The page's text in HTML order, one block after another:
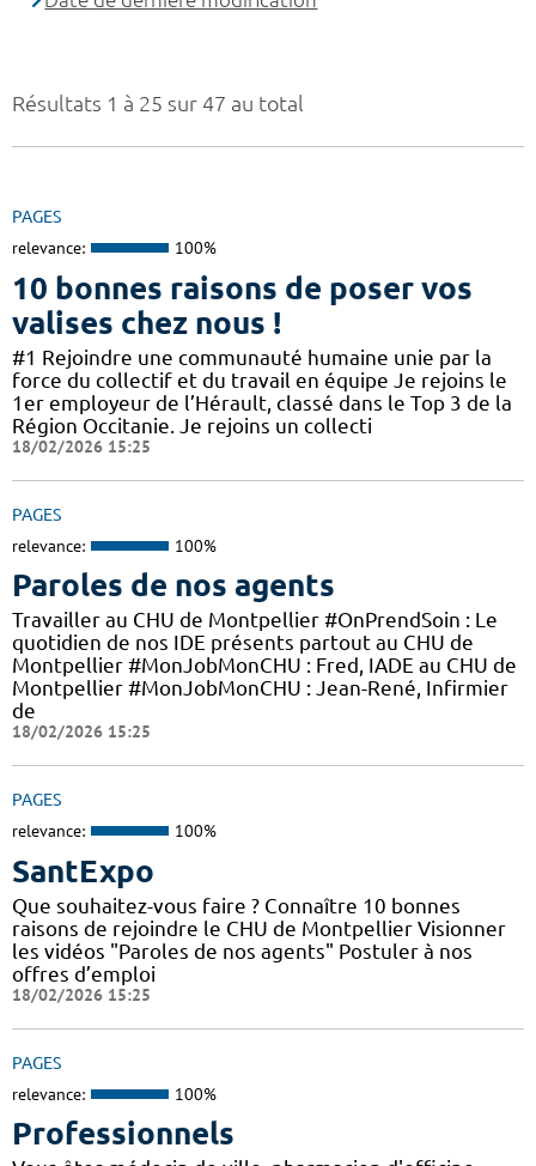
Résultats 1 à 25 sur 47 au total
PAGES
relevance: 100%
10 bonnes raisons de poser vos
valises chez nous !
#1 Rejoindre une communauté humaine unie par la
force du collectif et du travail en équipe Je rejoins le
1er employeur de l’Hérault, classé dans le Top 3 de la
Région Occitanie. Je rejoins un collecti
18/02/2026 15:25
PAGES
relevance: 100%
Paroles de nos agents
Travailler au CHU de Montpellier #OnPrendSoin : Le
quotidien de nos IDE présents partout au CHU de
Montpellier #MonJobMonCHU : Fred, IADE au CHU de
Montpellier #MonJobMonCHU : Jean-René, Infirmier
de
18/02/2026 15:25
PAGES
relevance: 100%
SantExpo
Que souhaitez-vous faire ? Connaître 10 bonnes
raisons de rejoindre le CHU de Montpellier Visionner
les vidéos "Paroles de nos agents" Postuler à nos
offres d’emploi
18/02/2026 15:25
PAGES
relevance: 100%
Professionnels